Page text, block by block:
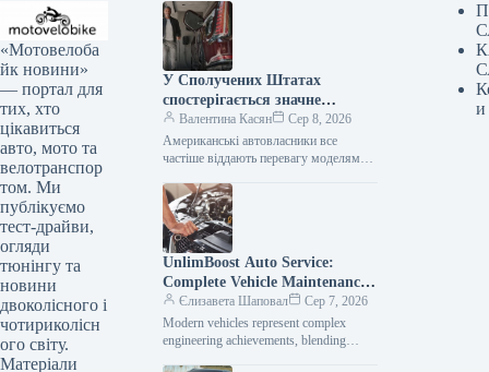
«Мотовелоба
йк новини»
— портал для
тих, хто
цікавиться
авто, мото та
велотранспор
том. Ми
публікуємо
тест-драйви,
огляди
тюнінгу та
новини
двоколісного і
чотириколісн
ого світу.
Матеріали
У Сполучених Штатах
спостерігається значне
зниження популярності
елітних автомобілів.
Валентина Касян
Сер 8, 2026
Американські автовласники все
частіше віддають перевагу моделям
аніж автомобілям преміум-класу. Дані,
зібрані J.D. Power за перше…
UnlimBoost Auto Service:
Complete Vehicle Maintenance
& ECU Tuning
Єлизавета Шаповал
Сер 7, 2026
Modern vehicles represent complex
engineering achievements, blending
и